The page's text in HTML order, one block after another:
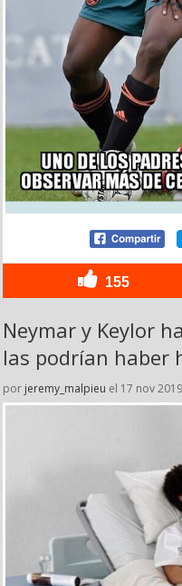
155
Neymar y Keylor
las podrían haber
por jeremy_malpieu el 17 nov